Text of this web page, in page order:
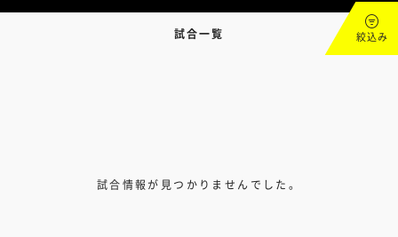
試合一覧 絞込み
試合情報が見つかりませんでした。